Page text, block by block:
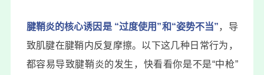
腱鞘炎的核心诱因是 “过度使用”和“姿势不当”，导
致肌腱在腱鞘内反复摩擦。以下这几种日常行为，
都容易导致腱鞘炎的发生，快看看你是不是“中枪”